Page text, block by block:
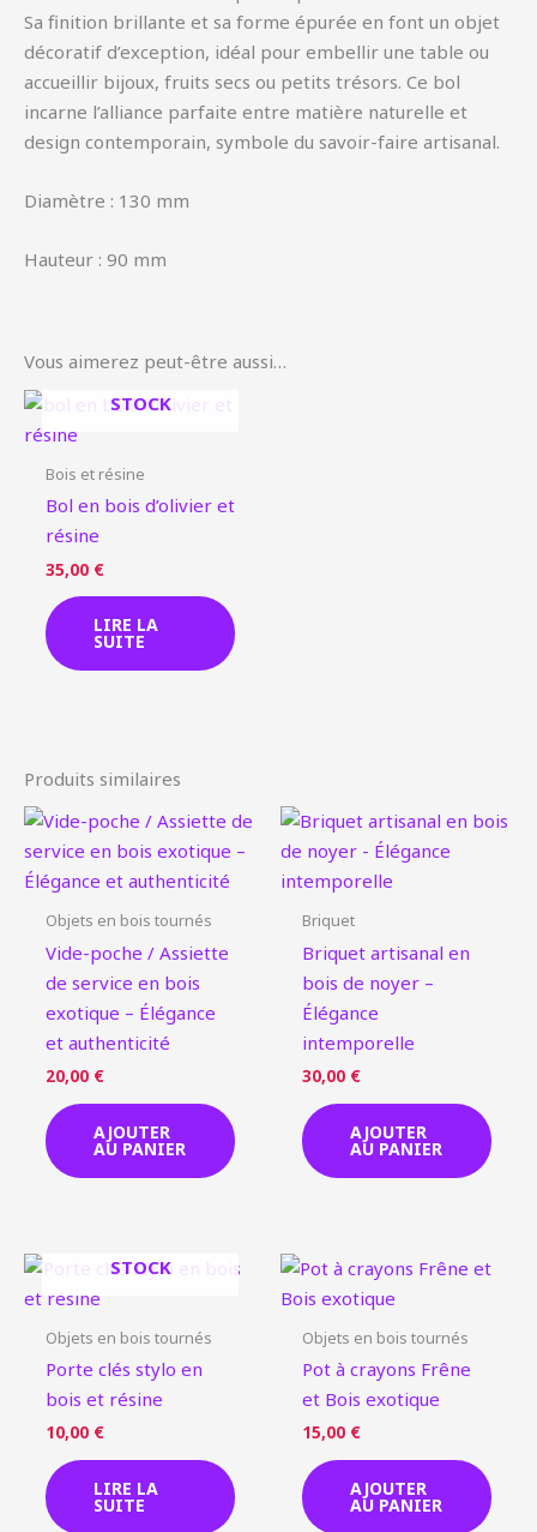
Sa finition brillante et sa forme épurée en font un objet
décoratif d’exception, idéal pour embellir une table ou
accueillir bijoux, fruits secs ou petits trésors. Ce bol
incarne l’alliance parfaite entre matière naturelle et
design contemporain, symbole du savoir-faire artisanal.
Diamètre : 130 mm
Hauteur : 90 mm
Vous aimerez peut-être aussi…
EN RUPTURE DE
STOCK
Bois et résine
Bol en bois d’olivier et
résine
35,00 €
LIRE LA
SUITE
Produits similaires
Objets en bois tournés
Vide-poche / Assiette
de service en bois
exotique – Élégance
et authenticité
20,00 €
AJOUTER
AU PANIER
Briquet
Briquet artisanal en
bois de noyer –
Élégance
intemporelle
30,00 €
AJOUTER
AU PANIER
STOCK
Objets en bois tournés
Porte clés stylo en
bois et résine
10,00 €
LIRE LA
SUITE
Objets en bois tournés
Pot à crayons Frêne
et Bois exotique
15,00 €
AJOUTER
AU PANIER